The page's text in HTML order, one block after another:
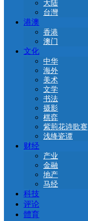
大陆
台灣
港澳
香港
澳门
文化
中华
海外
美术
文学
书法
摄影
棋弈
紫荊花诗歌赛
浅绛瓷谭
财经
产业
金融
地产
马经
科技
评论
體育